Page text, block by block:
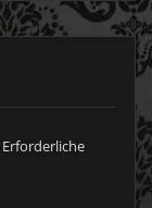
Erforderliche